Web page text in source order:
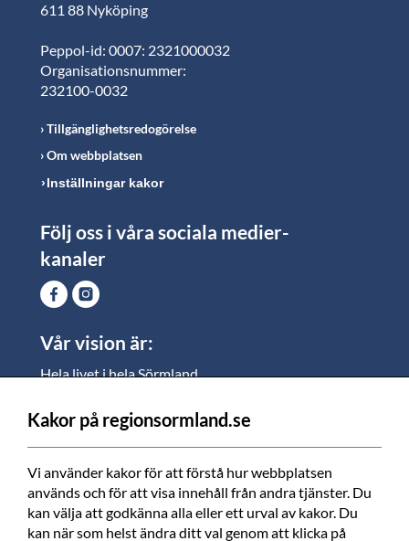
611 88 Nyköping
Peppol-id: 0007: 2321000032
Organisationsnummer:
232100-0032
Tillgänglighetsredogörelse
Om webbplatsen
Inställningar kakor
Följ oss i våra sociala medier-
kanaler
Vår vision är:
Hela livet i hela Sörmland.
vi vill skapa jämlika möjligheter för både
medarbetare och invånare att växa.
Vi är en tillgänglig region som varje dag förbättrar
livskvaliteten för alla som bor och verkar i Sörmland.
Vi är en pålitlig samhällsaktör som använder våra
Kakor på regionsormland.se
Vi använder kakor för att förstå hur webbplatsen
används och för att visa innehåll från andra tjänster. Du
kan välja att godkänna alla eller ett urval av kakor. Du
kan när som helst ändra ditt val genom att klicka på